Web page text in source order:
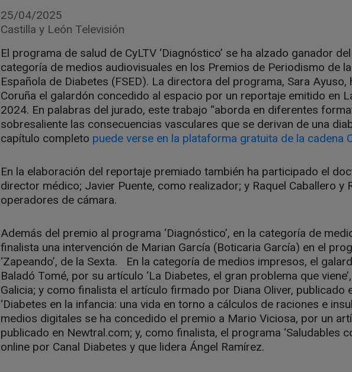
25/04/2025
Castilla y León Televisión
El programa de salud de CyLTV ‘Diagnóstico’ se ha alzado ganador
categoría de medios audiovisuales en los Premios de Periodismo de
Española de Diabetes (FSED). La directora del programa, Sara
Coruña el galardón concedido al espacio por un reportaje emitido en
2024. En palabras del jurado, este trabajo “aborda en diferentes
sobresaliente las consecuencias vasculares que se derivan de una
capítulo completo puede verse en la plataforma gratuita de la cadena
En la elaboración del reportaje premiado también ha participado el
director médico; Javier Puente, como realizador; y Raquel Caballero y
operadores de cámara.
Además del premio al programa ‘Diagnóstico’, en la categoría de
finalista una intervención de Marian García (Boticaria García) en el
‘Zapeando’, de la Sexta. En la categoría de medios impresos, el
Baladó Tomé, por su artículo ‘La Diabetes, el gran problema que
Galicia; y como finalista el artículo firmado por Diana Oliver, publicado
‘Diabetes en la infancia: una vida en torno a cálculos de raciones e
medios digitales se ha concedido el premio a Mario Viciosa, por un
publicado en Newtral.com; y, como finalista, el programa ‘Saludables
online por Canal Diabetes y que lidera Ángel Ramírez.